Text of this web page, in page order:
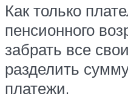
Как только
пенсионного
забрать все
разделить
платежи.